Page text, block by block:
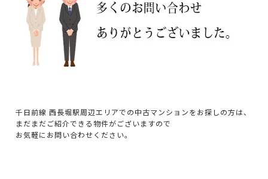
千日前線 西長堀駅周辺エリアでの中古マンションをお探しの方は、
まだまだご紹介できる物件がございますので
お気軽にお問い合わせください。